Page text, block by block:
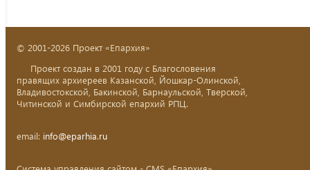
© 2001-2026 Проект «Епархия»
Проект создан в 2001 году с Благословения
правящих архиереев Казанской, Йошкар-Олинской,
Владивостокской, Бакинской, Барнаульской, Тверской,
Читинской и Симбирской епархий РПЦ.
email: info@eparhia.ru